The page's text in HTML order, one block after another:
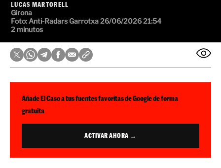
LUCAS MARTORELL
Girona
Foto: Anti-Radars Garrotxa26/06/2026 21:54
2 minutos
Añade El Caso a tus fuentes favoritas de Google de forma
gratuita
ACTIVAR AHORA →